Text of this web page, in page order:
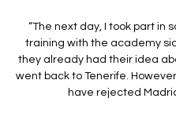
“The next day, I took part in
training with the academy
they already had their idea
went back to Tenerife.
have rejected